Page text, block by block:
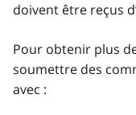
doivent être reçus
Pour obtenir plus
soumettre des
avec :